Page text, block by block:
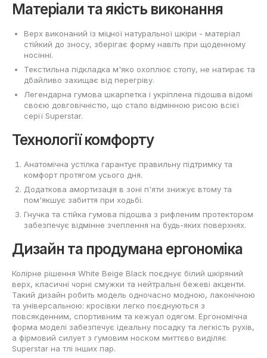
Матеріали та якість виконання
Верх виконаний із міцної натуральної шкіри - матеріал
стійкий до зносу, зберігає форму навіть при щоденному
носінні.
Текстильна підкладка м'яко охоплює стопу, не натирає та
дбайливо захищає від перегріву.
Легендарна гумова шкарпетка і укріплена підошва відомі
своєю довговічністю, що стало відмінною рисою всієї
серії Superstar.
Технології комфорту
Анатомічна устілка гарантує правильну підтримку та
комфорт протягом усього дня.
Додаткова амортизація в зоні п'яти знижує втому та
пом'якшує забиття при ходьбі.
Гнучка та стійка гумова підошва з рифленим протектором
забезпечує відмінне зчеплення на будь-яких поверхнях.
Дизайн та продумана ергономіка
Колірне рішення White Beige Black поєднує білий шкіряний
верх, класичні чорні смужки та нейтральні бежеві акценти.
Такий дизайн робить модель одночасно модною, лаконічною
та універсальною: кросівки легко поєднуються з
повсякденним, спортивним та кежуал одягом. Ергономічна
форма моделі забезпечує ідеальну посадку та легкість рухів,
а фірмовий силует з гумовим носком миттєво виділяє
Superstar на тлі інших пар.